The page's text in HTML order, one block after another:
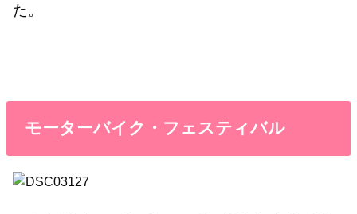
た。
モーターバイク・フェスティバル